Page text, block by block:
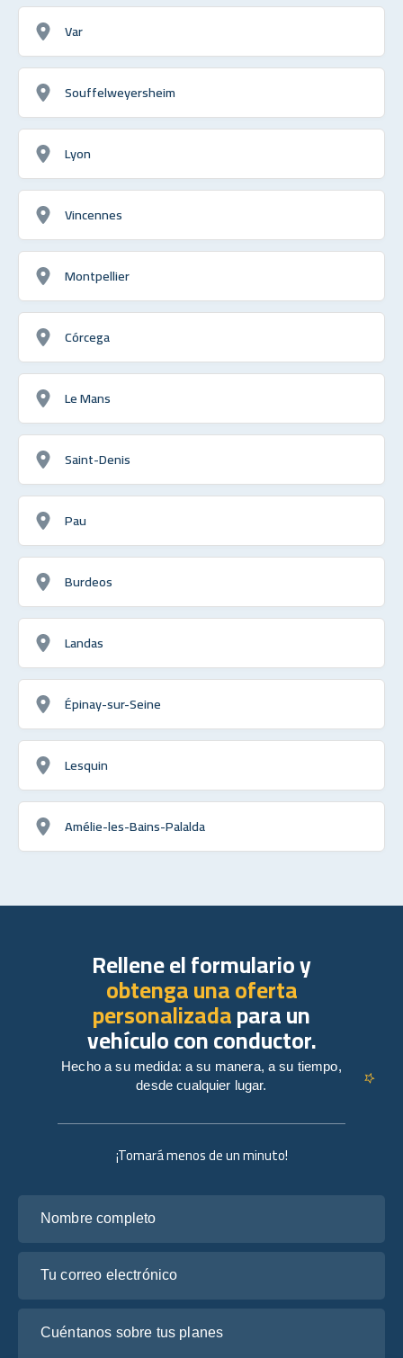
Var
Souffelweyersheim
Lyon
Vincennes
Montpellier
Córcega
Le Mans
Saint-Denis
Pau
Burdeos
Landas
Épinay-sur-Seine
Lesquin
Amélie-les-Bains-Palalda
¡Tomará menos de un minuto!
Rellene el formulario y
obtenga una oferta
personalizadapara un
vehículo con conductor.
Hecho a su medida: a su manera, a su tiempo,
desde cualquier lugar.